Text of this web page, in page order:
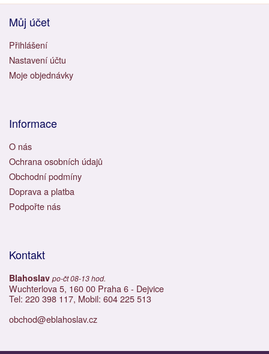
Můj účet
Přihlášení
Nastavení účtu
Moje objednávky
Informace
O nás
Ochrana osobních údajů
Obchodní podmíny
Doprava a platba
Podpořte nás
Kontakt
Blahoslav po-čt 08-13 hod.
Wuchterlova 5, 160 00 Praha 6 - Dejvice
Tel: 220 398 117, Mobil: 604 225 513
obchod@eblahoslav.cz